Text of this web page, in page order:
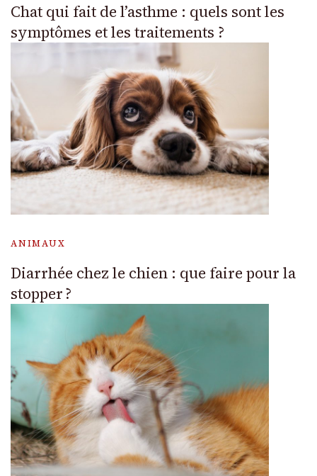
Chat qui fait de l’asthme : quels sont les
symptômes et les traitements ?
ANIMAUX
Diarrhée chez le chien : que faire pour la
stopper ?